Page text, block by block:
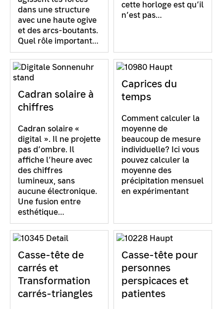
dans une structure
avec une haute ogive
et des arcs-boutants.
Quel rôle important…
cette horloge est qu’il
n’est pas…
Cadran solaire à
chiffres
Cadran solaire «
digital ». Il ne projette
pas d’ombre. Il
affiche l’heure avec
des chiffres
lumineux, sans
aucune électronique.
Une fusion entre
esthétique…
Caprices du
temps
Comment calculer la
moyenne de
beaucoup de mesure
individuelle? Ici vous
pouvez calculer la
moyenne des
précipitation mensuel
en expérimentant
Casse-tête de
carrés et
Transformation
carrés-triangles
Casse-tête pour
personnes
perspicaces et
patientes